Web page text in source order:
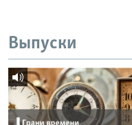
Выпуски